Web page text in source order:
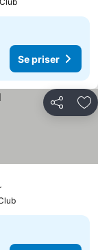
Se priser
Del
Se priser